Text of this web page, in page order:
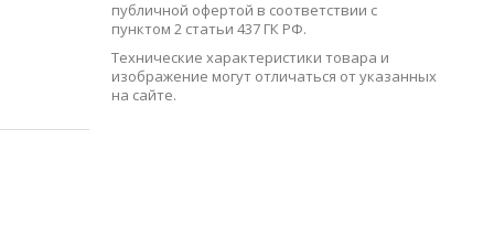
публичной офертой в соответствии с
пунктом 2 статьи 437 ГК РФ.
Технические характеристики товара и
изображение могут отличаться от указанных
на сайте.